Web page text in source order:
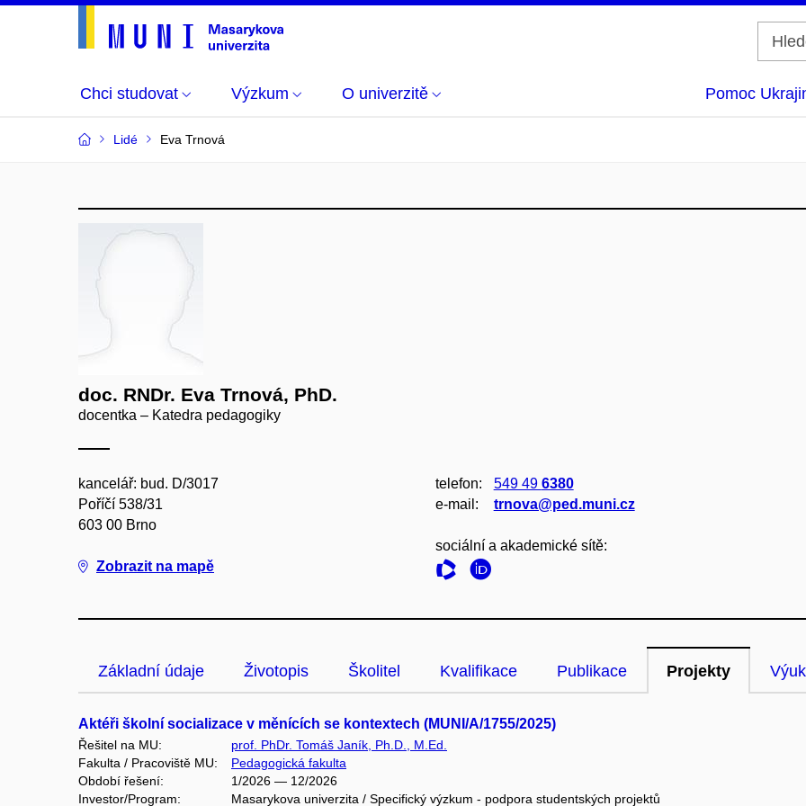
Chci studovat Výzkum O univerzitě Pomoc
Lidé Eva Trnová
doc. RNDr. Eva Trnová, PhD.
docentka – Katedra pedagogiky
kancelář: bud. D/3017
Poříčí 538/31
603 00 Brno
Zobrazit na mapě
telefon: 549 49 6380
e‑mail:
trnova@ped.muni.cz
sociální a akademické sítě:
Základní údaje Životopis Školitel Kvalifikace Publikace Projekty
Aktéři školní socializace v měnících se kontextech (MUNI/A/1755/2025)
Řešitel na MU:
prof. PhDr. Tomáš Janík, Ph.D., M.Ed.
Fakulta / Pracoviště MU:
Pedagogická fakulta
Období řešení:
1/2026 — 12/2026
Investor/Program:
Masarykova univerzita / Specifický výzkum - podpora studentských projektů